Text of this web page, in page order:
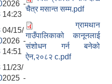
2026 -
14:23
चैत्र मसान्त सम्म.pdf
04/15/
2026 -
14:51
ग्रामथान
गाउँपालिकाको कानूनलाई
संशोधन गर्न बनेको
ऐन,२०८२ c.pdf
11/23/
2025 -